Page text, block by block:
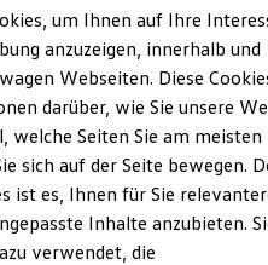
Modelle
um Ihnen auf Ihre
anzuzeigen, innerhalb und
Webseiten. Diese
darüber, wie Sie unsere
welche Seiten Sie am meisten
sich auf der Seite bewegen.
ist es, Ihnen für Sie
Inhalte anzubieten.
verwendet, die